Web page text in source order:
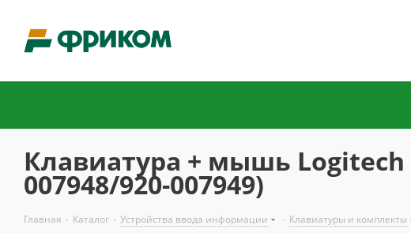
Клавиатура + мышь Logitech
007948/920-007949)
Главная - Каталог - Устройства ввода информации - Клавиатуры и комплекты